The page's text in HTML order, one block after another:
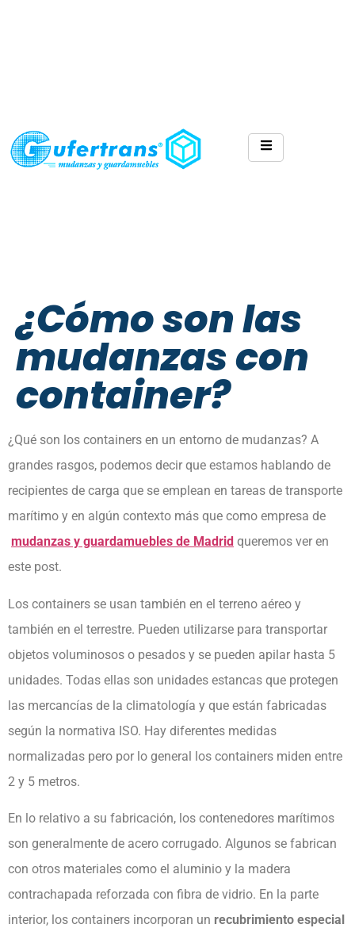
¿Cómo son las
mudanzas con
container?
¿Qué son los containers en un entorno de mudanzas? A
grandes rasgos, podemos decir que estamos hablando de
recipientes de carga que se emplean en tareas de transporte
marítimo y en algún contexto más que como empresa de
mudanzas y guardamuebles de Madrid queremos ver en
este post.
Los containers se usan también en el terreno aéreo y
también en el terrestre. Pueden utilizarse para transportar
objetos voluminosos o pesados y se pueden apilar hasta 5
unidades. Todas ellas son unidades estancas que protegen
las mercancías de la climatología y que están fabricadas
según la normativa ISO. Hay diferentes medidas
normalizadas pero por lo general los containers miden entre
2 y 5 metros.
En lo relativo a su fabricación, los contenedores marítimos
son generalmente de acero corrugado. Algunos se fabrican
con otros materiales como el aluminio y la madera
contrachapada reforzada con fibra de vidrio. En la parte
interior, los containers incorporan un recubrimiento especial